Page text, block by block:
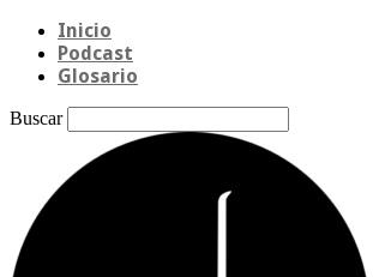
Inicio
Podcast
Glosario
Buscar